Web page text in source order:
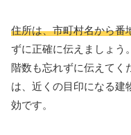
住所は、市町村名から番
ずに正確に伝えましょう
階数も忘れずに伝えてく
は、近くの目印になる建
効です。